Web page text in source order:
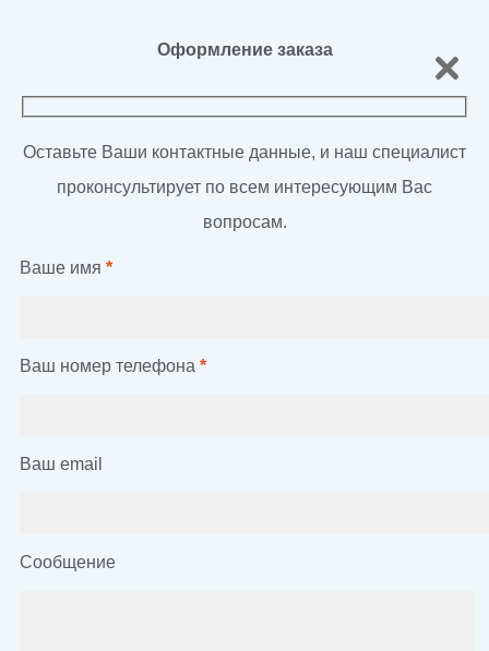
Оформление заказа
Оставьте Ваши контактные данные, и наш специалист
проконсультирует по всем интересующим Вас
вопросам.
Ваше имя *
Ваш номер телефона *
Ваш email
Сообщение